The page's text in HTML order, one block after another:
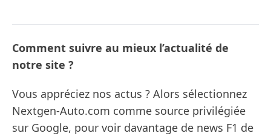
Comment suivre au mieux l’actualité de
notre site ?
Vous appréciez nos actus ? Alors sélectionnez
Nextgen-Auto.com comme source privilégiée
sur Google, pour voir davantage de news F1 de